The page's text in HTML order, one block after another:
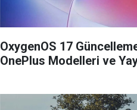
OxygenOS 17
OnePlus Modelleri ve